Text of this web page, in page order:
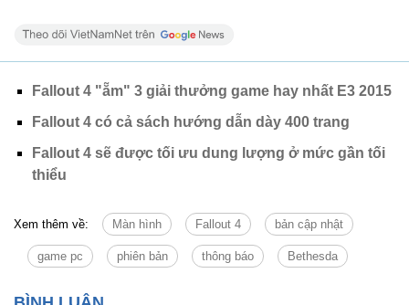
Fallout 4 "ẵm" 3 giải thưởng game hay nhất E3 2015
Fallout 4 có cả sách hướng dẫn dày 400 trang
Fallout 4 sẽ được tối ưu dung lượng ở mức gần tối
thiểu
Xem thêm về: Màn hình Fallout 4 bản cập nhật
game pc phiên bản thông báo Bethesda